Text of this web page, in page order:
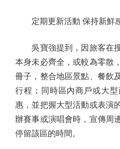
定期更新活動 保持新鮮
吳寶強提到，因旅客在搜
本身未必齊全，或較為零散
冊子，整合地區景點、餐飲
行程；同時區內商戶或大
惠，並把握大型活動或表演
辦賽事或演唱會時，宣傳周
停留該區的時間。